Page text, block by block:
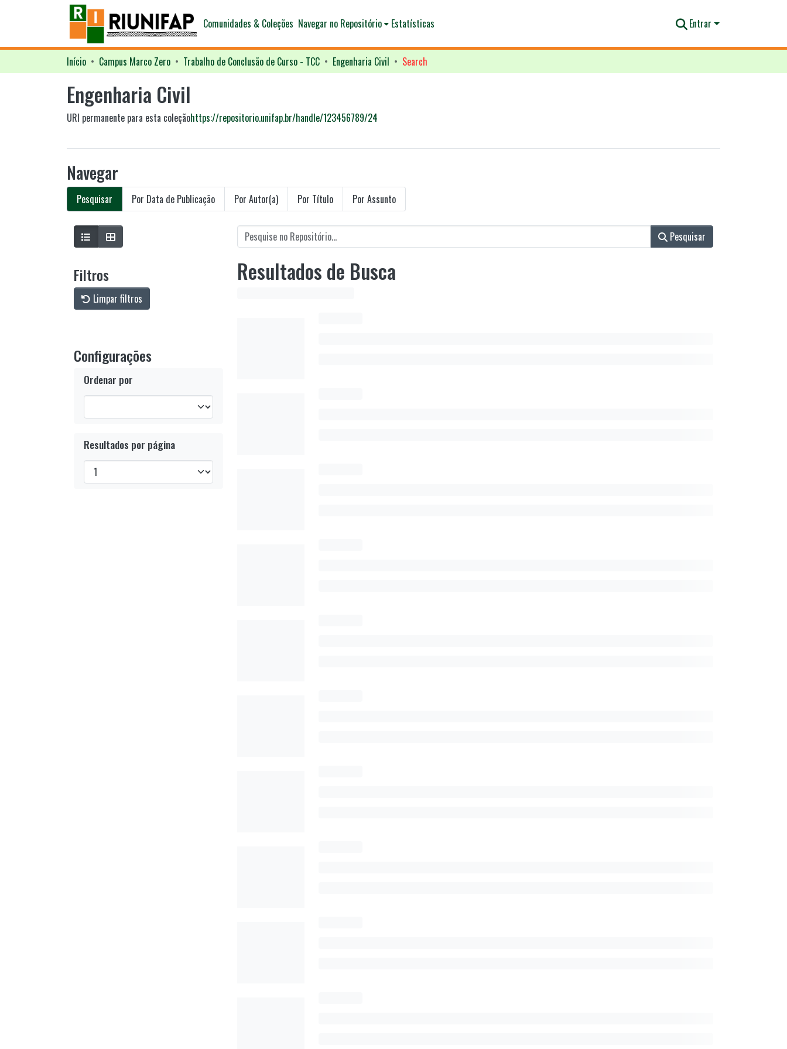
Comunidades & Coleções Navegar no Repositório Estatísticas Entrar
Início Campus Marco Zero Trabalho de Conclusão de Curso - TCC Engenharia Civil Search
Engenharia Civil
URI permanente para esta coleçãohttps://repositorio.unifap.br/handle/123456789/24
Navegar
Pesquisar Por Data de Publicação Por Autor(a) Por Título Por Assunto
Filtros
Limpar filtros
Configurações
Ordenar por
Resultados por página
Pesquisar
Resultados de Busca